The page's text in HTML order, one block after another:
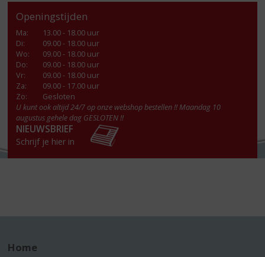
Openingstijden
Ma:
13.00 - 18.00 uur
Di:
09.00 - 18.00 uur
Wo:
09.00 - 18.00 uur
Do:
09.00 - 18.00 uur
Vr:
09.00 - 18.00 uur
Za:
09.00 - 17.00 uur
Zo:
Gesloten
U kunt ook altijd 24/7 op onze webshop bestellen !! Maandag 10
augustus gehele dag GESLOTEN !!
NIEUWSBRIEF
Schrijf je hier in
Home